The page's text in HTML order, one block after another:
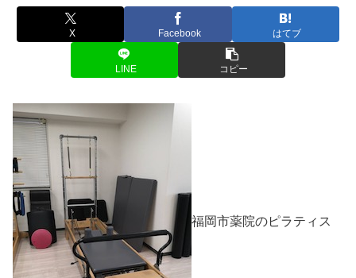
X Facebook はてブ
LINE コピー
福岡市薬院のピラティス